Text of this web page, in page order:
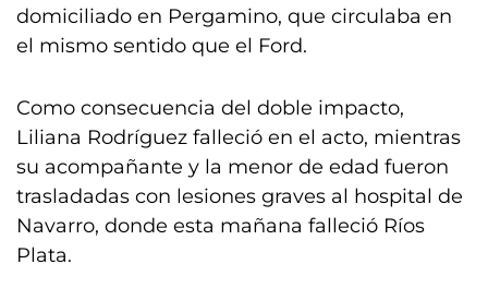
domiciliado en Pergamino, que circulaba en
el mismo sentido que el Ford.
Como consecuencia del doble impacto,
Liliana Rodríguez falleció en el acto, mientras
su acompañante y la menor de edad fueron
trasladadas con lesiones graves al hospital de
Navarro, donde esta mañana falleció Ríos
Plata.